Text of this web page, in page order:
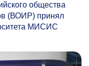
общества
(ВОИР) принял
МИСИС